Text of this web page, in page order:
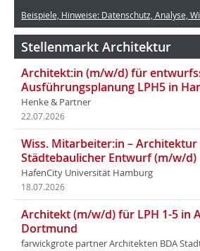
Beispiele, Hinweise: Datenschutz, Analyse,
Stellenmarkt Architektur
Architekt:in (m/w/d) für
Ausführungsplanung LPH5 in
Henke & Partner
22.07.2026
Wiss. Mitarbeiter:in – Architektur
Städtebaulicher Entwurf (m/w/d)
HafenCity Universität Hamburg
18.07.2026
Architekt (m/w/d) für LPH 1-5 in
Dortmund
farwickgrote partner Architekten BDA